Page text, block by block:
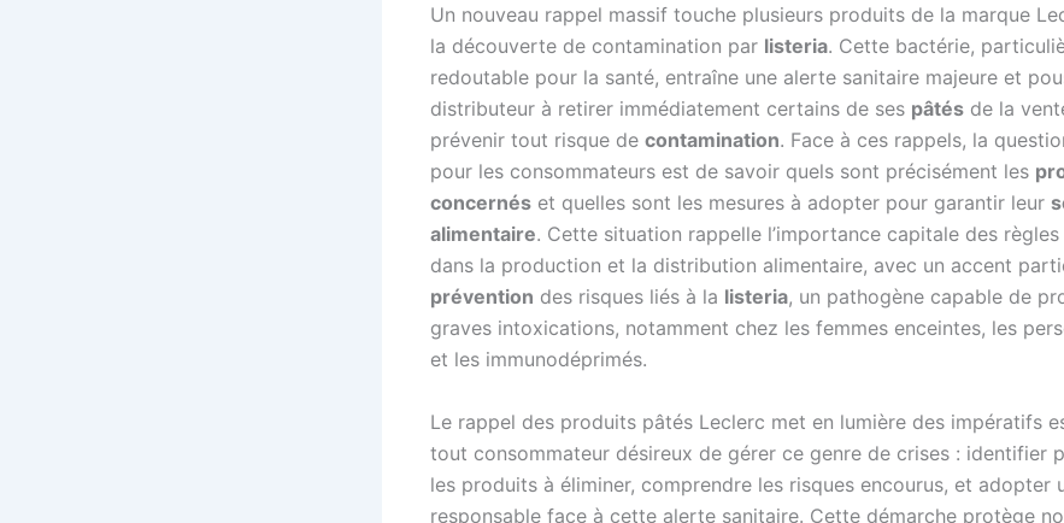
Un nouveau rappel massif touche plusieurs produits de la marque
la découverte de contamination par listeria. Cette bactérie,
redoutable pour la santé, entraîne une alerte sanitaire majeure et
distributeur à retirer immédiatement certains de ses pâtés de la
prévenir tout risque de contamination. Face à ces rappels, la
pour les consommateurs est de savoir quels sont précisément les
concernés et quelles sont les mesures à adopter pour garantir leur
alimentaire. Cette situation rappelle l’importance capitale des règles
dans la production et la distribution alimentaire, avec un accent
prévention des risques liés à la listeria, un pathogène capable de
graves intoxications, notamment chez les femmes enceintes, les
et les immunodéprimés.
Le rappel des produits pâtés Leclerc met en lumière des impératifs
tout consommateur désireux de gérer ce genre de crises : identifier
les produits à éliminer, comprendre les risques encourus, et adopter
responsable face à cette alerte sanitaire. Cette démarche protège